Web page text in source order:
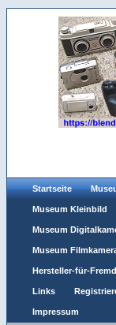
Startseite
Museum Kleinbild
Museum
Museum
Hersteller-für-
Links
Impressum